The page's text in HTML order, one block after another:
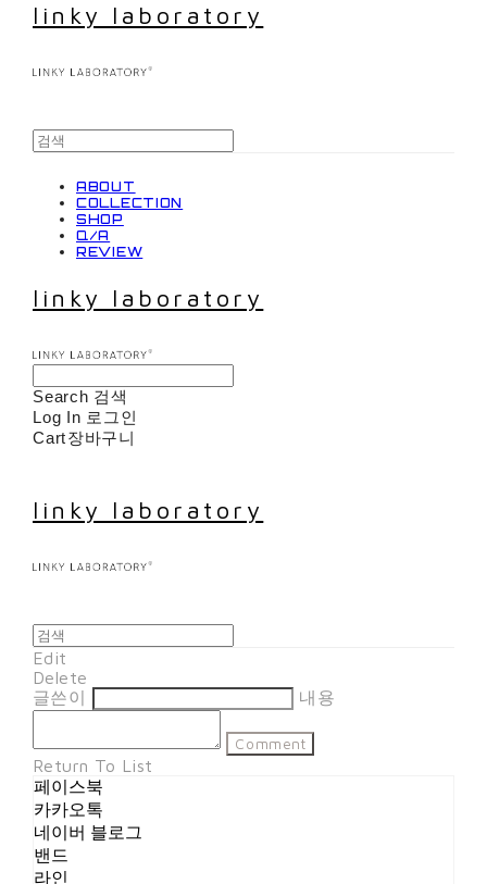
linky laboratory
ABOUT
COLLECTION
SHOP
Q/A
REVIEW
linky laboratory
Search 검색
Log In 로그인
Cart장바구니
linky laboratory
Edit
Delete
글쓴이
내용
Comment
Return To List
페이스북
카카오톡
네이버 블로그
밴드
라인